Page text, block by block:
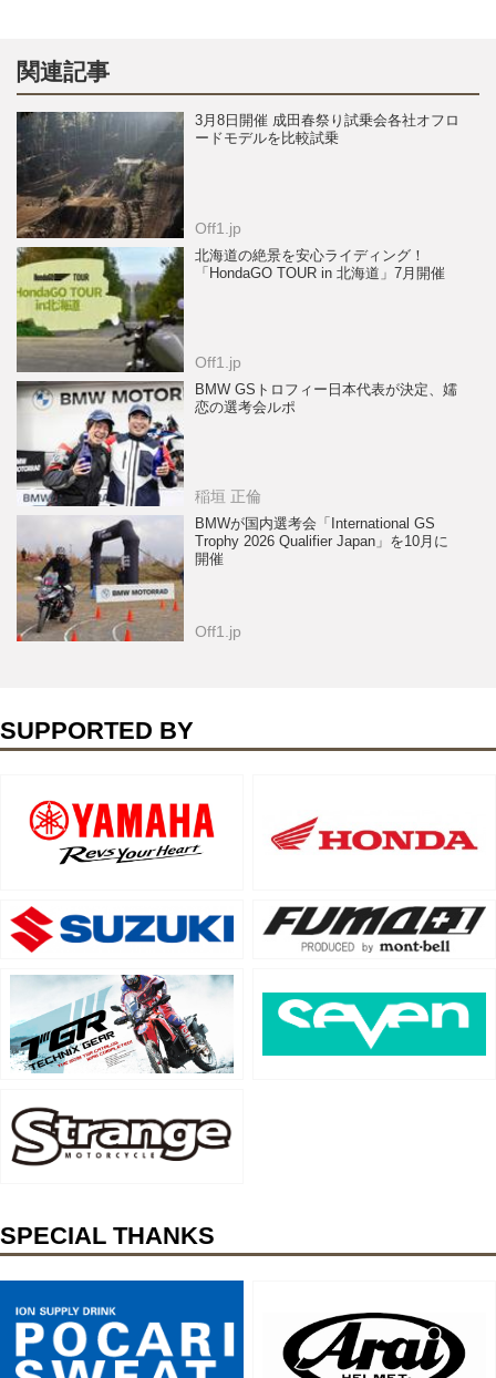
関連記事
3月8日開催 成田春祭り試乗会各社オフロ
ードモデルを比較試乗
Off1.jp
北海道の絶景を安心ライディング！
「HondaGO TOUR in 北海道」7月開催
Off1.jp
BMW GSトロフィー日本代表が決定、嬬
恋の選考会ルポ
稲垣 正倫
BMWが国内選考会「International GS
Trophy 2026 Qualifier Japan」を10月に
開催
Off1.jp
SUPPORTED BY
SPECIAL THANKS